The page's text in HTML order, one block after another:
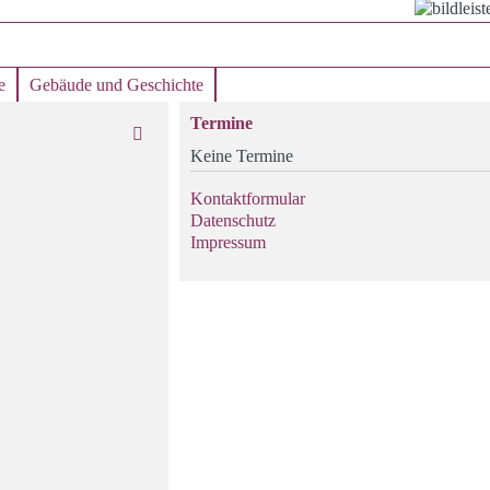
Gebäude und Geschichte
Termine
Keine Termine
Kontaktformular
Datenschutz
Impressum